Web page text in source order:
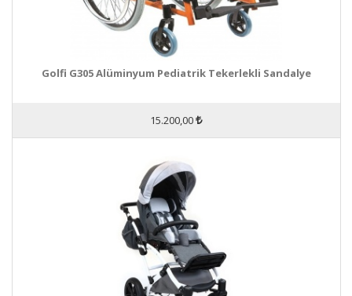
Golfi G305 Alüminyum Pediatrik Tekerlekli Sandalye
15.200,00